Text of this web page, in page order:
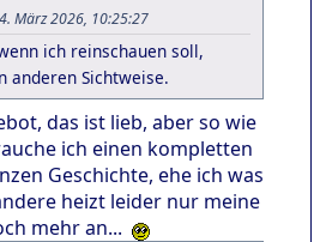
März 2026, 10:25:27
ich reinschauen soll,
anderen Sichtweise.
das ist lieb, aber so wie
ich einen kompletten
Geschichte, ehe ich was
heizt leider nur meine
mehr an...